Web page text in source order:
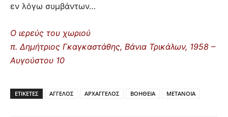
εν λόγω συμβάντων…
Ο ιερεύς του χωριού
π. Δημήτριος Γκαγκαστάθης, Βάνια Τρικάλων, 1958 –
Αυγούστου 10
ΕΤΙΚΕΤΕΣ ΑΓΓΕΛΟΣ ΑΡΧΑΓΓΕΛΟΣ ΒΟΗΘΕΙΑ ΜΕΤΑΝΟΙΑ